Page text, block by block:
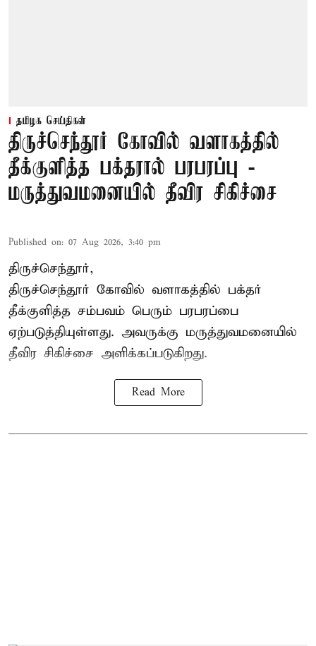
தமிழக செய்திகள்
திருச்செந்தூர் கோவில் வளாகத்தில்
தீக்குளித்த பக்தரால் பரபரப்பு -
மருத்துவமனையில் தீவிர சிகிச்சை
Published on: 07 Aug 2026, 3:40 pm
திருச்செந்தூர்,
திருச்செந்தூர் கோவில் வளாகத்தில் பக்தர்
தீக்குளித்த சம்பவம் பெரும் பரபரப்பை
ஏற்படுத்தியுள்ளது. அவருக்கு மருத்துவமனையில்
தீவிர சிகிச்சை அளிக்கப்படுகிறது.
Read More